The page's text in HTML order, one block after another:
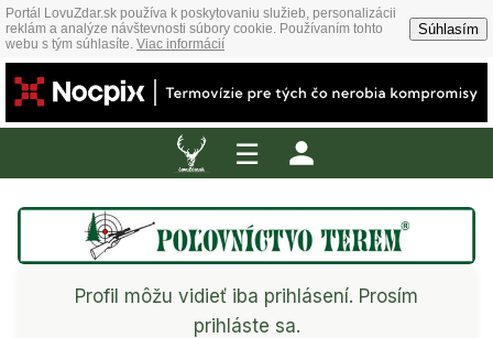
Portál LovuZdar.sk používa k poskytovaniu služieb, personalizácii
reklám a analýze návštevnosti súbory cookie. Používaním tohto
webu s tým súhlasíte. Viac informácií
Súhlasím
☰
Profil môžu vidieť iba prihlásení. Prosím
prihláste sa.